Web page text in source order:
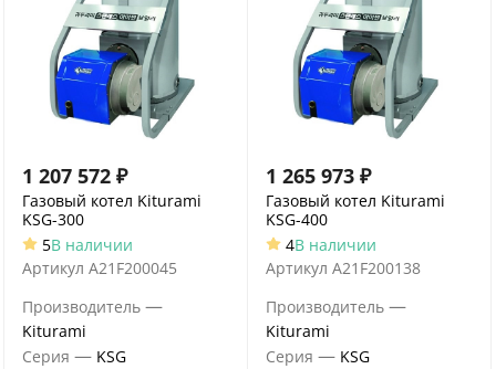
1 207 572 ₽
Газовый котел Kiturami
KSG-300
5В наличии
Артикул A21F200045
Производитель —
Kiturami
Серия — KSG
1 265 973 ₽
Газовый котел Kiturami
KSG-400
4В наличии
Артикул A21F200138
Производитель —
Kiturami
Серия — KSG